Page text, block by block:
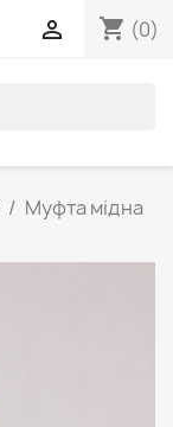
shopping_cart (0)

Муфта мідна